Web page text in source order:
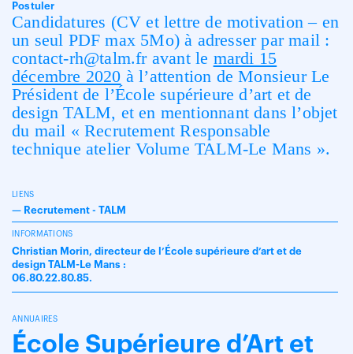
Postuler
Candidatures (CV et lettre de motivation – en
un seul PDF max 5Mo) à adresser par mail :
contact-rh@talm.fr avant le mardi 15
décembre 2020 à l’attention de Monsieur Le
Président de l’École supérieure d’art et de
design TALM, et en mentionnant dans l’objet
du mail « Recrutement Responsable
technique atelier Volume TALM-Le Mans ».
LIENS
— Recrutement - TALM
INFORMATIONS
Christian Morin, directeur de l’École supérieure d’art et de
design TALM-Le Mans :
06.80.22.80.85.
ANNUAIRES
École Supérieure d’Art et